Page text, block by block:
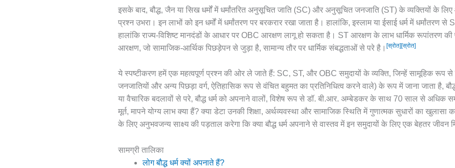
इसके बाद, बौद्ध, जैन या सिख धर्मों में धर्मांतरित अनुसूचित जाति (SC) और अनुसूचित जनजाति (ST) के व्यक्तियों के
प्रश्न उभरा। इन लाभों को इन धर्मों में धर्मांतरण पर बरकरार रखा जाता है। हालांकि, इस्लाम या ईसाई धर्म में धर्मांतरण
हालांकि राज्य-विशिष्ट मानदंडों के आधार पर OBC आरक्षण लागू हो सकता है। ST आरक्षण के लाभ धार्मिक रूपांतरण
आरक्षण, जो सामाजिक-आर्थिक पिछड़ेपन से जुड़ा है, सामान्य तौर पर धार्मिक संबद्धताओं से परे है। [स्रोत][स्रोत]
ये स्पष्टीकरण हमें एक महत्वपूर्ण प्रश्न की ओर ले जाते हैं: SC, ST, और OBC समुदायों के व्यक्ति, जिन्हें सामूहिक रूप से
जनजातियों और अन्य पिछड़ा वर्ग, ऐतिहासिक रूप से वंचित बहुमत का प्रतिनिधित्व करने वाले) के रूप में जाना जाता है, बौद्ध
या वैचारिक बदलावों से परे, बौद्ध धर्म को अपनाने वालों, विशेष रूप से डॉ. बी.आर. अम्बेडकर के साथ 70 साल से अधिक समय
मूर्त, मापने योग्य लाभ क्या हैं? क्या डेटा उनकी शिक्षा, अर्थव्यवस्था और सामाजिक स्थिति में गुणात्मक सुधारों का खुलासा
के लिए अनुभवजन्य साक्ष्य की पड़ताल करेगा कि क्या बौद्ध धर्म अपनाने से वास्तव में इन समुदायों के लिए एक बेहतर जीवन
सामग्री तालिका
लोग बौद्ध धर्म क्यों अपनाते हैं?